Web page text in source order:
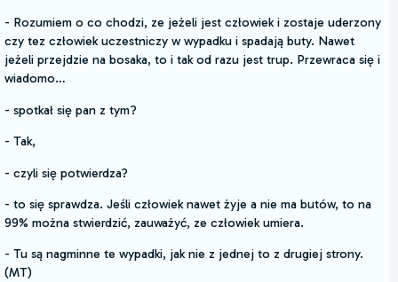
- Rozumiem o co chodzi, ze jeżeli jest człowiek i zostaje uderzony
czy tez człowiek uczestniczy w wypadku i spadają buty. Nawet
jeżeli przejdzie na bosaka, to i tak od razu jest trup. Przewraca się i
wiadomo…
- spotkał się pan z tym?
- Tak,
- czyli się potwierdza?
- to się sprawdza. Jeśli człowiek nawet żyje a nie ma butów, to na
99% można stwierdzić, zauważyć, ze człowiek umiera.
- Tu są nagminne te wypadki, jak nie z jednej to z drugiej strony.
(MT)